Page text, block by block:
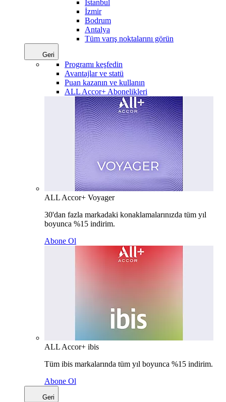
İstanbul
İzmir
Bodrum
Antalya
Tüm varış noktalarını görün
Geri
Programı keşfedin
Avantajlar ve statü
Puan kazanın ve kullanın
ALL Accor+ Abonelikleri
ALL Accor+ Voyager
30'dan fazla markadaki konaklamalarınızda tüm yıl
boyunca %15 indirim.
Abone Ol
ALL Accor+ ibis
Tüm ibis markalarında tüm yıl boyunca %15 indirim.
Abone Ol
Geri